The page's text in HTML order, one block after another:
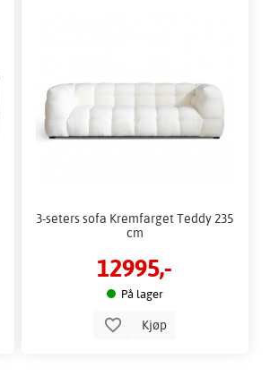
3-seters sofa Kremfarget Teddy 235
cm
12995,-
På lager
Kjøp